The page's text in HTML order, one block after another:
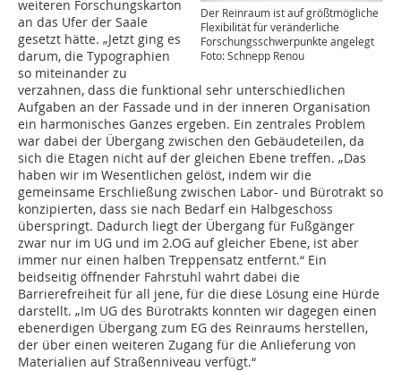
Der Reinraum ist auf größtmögliche
Flexibilität für veränderliche
Forschungs­schwerpunkte angelegt
Foto: Schnepp Renou
weiteren Forschungskarton
an das Ufer der Saale
gesetzt hätte. „Jetzt ging es
darum, die Typographien
so miteinander zu
verzahnen, dass die funktional sehr unterschiedlichen
Aufgaben an der Fassade und in der inneren Organisation
ein harmonisches Ganzes ergeben. Ein zentrales Problem
war dabei der Übergang zwischen den Gebäudeteilen, da
sich die Etagen nicht auf der gleichen Ebene treffen. „Das
haben wir im Wesentlichen gelöst, indem wir die
gemeinsame Erschließung zwischen Labor- und Bürotrakt so
konzipierten, dass sie nach Bedarf ein Halbgeschoss
überspringt. Dadurch liegt der Übergang für Fußgänger
zwar nur im UG und im 2.OG auf gleicher Ebene, ist aber
immer nur einen halben Treppensatz entfernt.“ Ein
beidseitig öffnender Fahrstuhl wahrt dabei die
Barrierefreiheit für all jene, für die diese Lösung eine Hürde
darstellt. „Im UG des Bürotrakts konnten wir dagegen einen
ebenerdigen Übergang zum EG des Reinraums herstellen,
der über einen weiteren Zugang für die Anlieferung von
Materialien auf Straßenniveau verfügt.“